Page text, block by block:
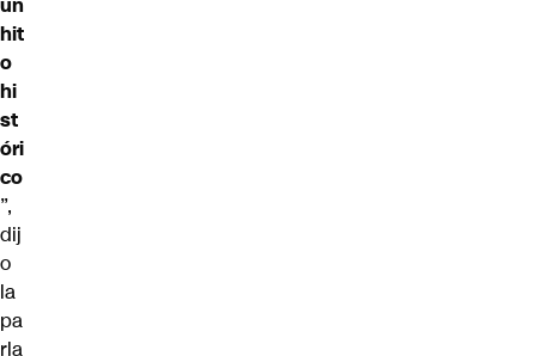
hit
o
hi
st
óri
co
”,
dij
o
la
pa
rla